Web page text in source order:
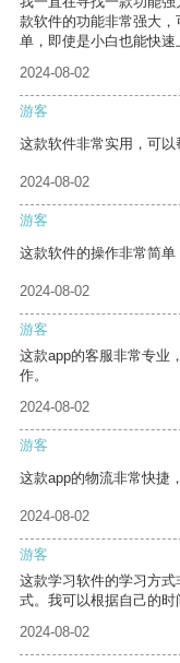
款软件的功能非常强大
单，即使是小白也能快速
2024-08-02
游客
这款软件非常实用，可以
2024-08-02
游客
这款软件的操作非常简单
2024-08-02
游客
这款app的客服非常专业
作。
2024-08-02
游客
这款app的物流非常快捷
2024-08-02
游客
这款学习软件的学习方
式。我可以根据自己的时
2024-08-02